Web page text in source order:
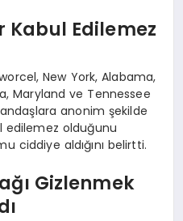
Edilemez
New York, Alabama,
Maryland ve Tennessee
anonim şekilde
edilemez olduğunu
ciddiye aldığını belirtti.
Gizlenmek